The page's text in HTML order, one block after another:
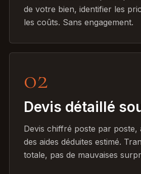
de votre bien, identifier les
les coûts. Sans engagement.
02
Devis détaillé
Devis chiffré poste par poste,
des aides déduites estimé.
totale, pas de mauvaises